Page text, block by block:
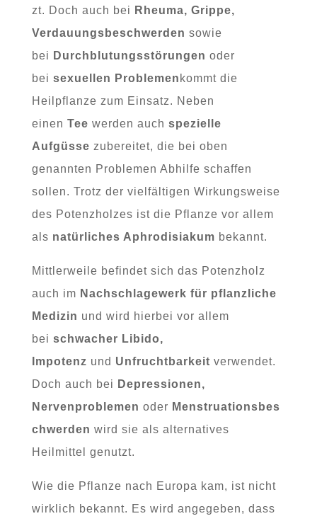
zt. Doch auch bei Rheuma, Grippe,
Verdauungsbeschwerden sowie
bei Durchblutungsstörungen oder
bei sexuellen Problemen kommt die
Heilpflanze zum Einsatz. Neben
einen Tee werden auch spezielle
Aufgüsse zubereitet, die bei oben
genannten Problemen Abhilfe schaffen
sollen. Trotz der vielfältigen Wirkungsweise
des Potenzholzes ist die Pflanze vor allem
als natürliches Aphrodisiakum bekannt.
Mittlerweile befindet sich das Potenzholz
auch im Nachschlagewerk für pflanzliche
Medizin und wird hierbei vor allem
bei schwacher Libido,
Impotenz und Unfruchtbarkeit verwendet.
Doch auch bei Depressionen,
Nervenproblemen oder Menstruationsbes
chwerden wird sie als alternatives
Heilmittel genutzt.
Wie die Pflanze nach Europa kam, ist nicht
wirklich bekannt. Es wird angegeben, dass